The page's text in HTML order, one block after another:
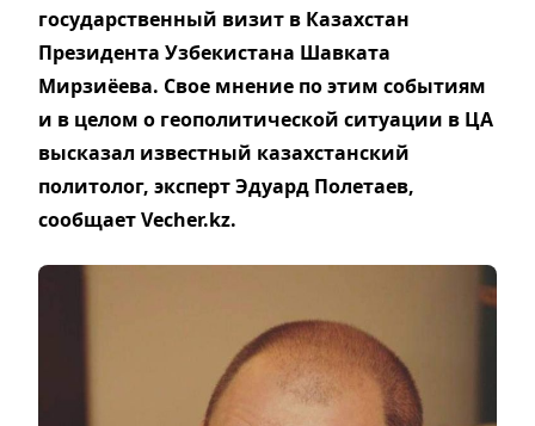
государственный визит в Казахстан
Президента Узбекистана Шавката
Мирзиёева. Свое мнение по этим событиям
и в целом о геополитической ситуации в ЦА
высказал известный казахстанский
политолог, эксперт Эдуард Полетаев,
сообщает Vecher.kz.